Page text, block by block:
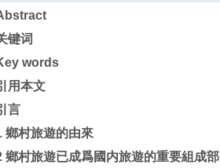
键词
words
用本文
言
鄉村旅遊的由來
鄉村旅遊已成爲國内旅遊的重要組成